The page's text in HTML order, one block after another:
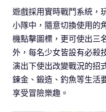
遊戲採用實時戰鬥系統，
小隊中，隨意切換使用的
機點擊圖標，更可使出三
外，每名少女皆設有必殺
演出下使出改變戰況的招
鍊金、鍛造、釣魚等生活
享受冒險樂趣。